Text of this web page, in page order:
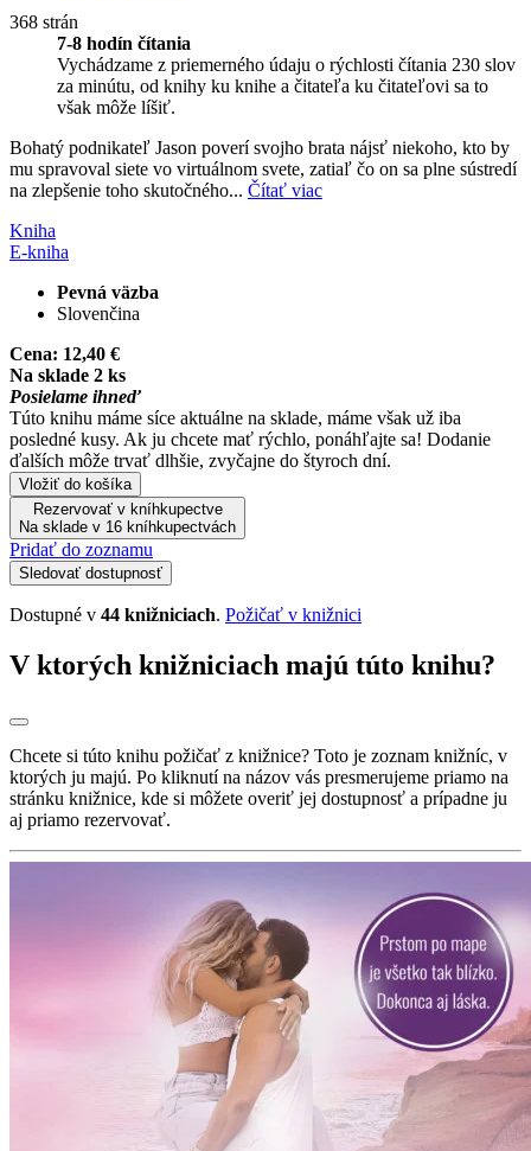
368 strán
7-8 hodín čítania
Vychádzame z priemerného údaju o rýchlosti čítania 230 slov
za minútu, od knihy ku knihe a čitateľa ku čitateľovi sa to
však môže líšiť.
Bohatý podnikateľ Jason poverí svojho brata nájsť niekoho, kto by
mu spravoval siete vo virtuálnom svete, zatiaľ čo on sa plne sústredí
na zlepšenie toho skutočného... Čítať viac
Kniha
E-kniha
Pevná väzba
Slovenčina
Cena: 12,40 €
Na sklade 2 ks
Posielame ihneď
Túto knihu máme síce aktuálne na sklade, máme však už iba
posledné kusy. Ak ju chcete mať rýchlo, ponáhľajte sa! Dodanie
ďalších môže trvať dlhšie, zvyčajne do štyroch dní.
Vložiť do košíka
Rezervovať v kníhkupectve
Na sklade v 16 kníhkupectvách
Pridať do zoznamu
Sledovať dostupnosť
Dostupné v 44 knižniciach. Požičať v knižnici
V ktorých knižniciach majú túto knihu?
Chcete si túto knihu požičať z knižnice? Toto je zoznam knižníc, v
ktorých ju majú. Po kliknutí na názov vás presmerujeme priamo na
stránku knižnice, kde si môžete overiť jej dostupnosť a prípadne ju
aj priamo rezervovať.